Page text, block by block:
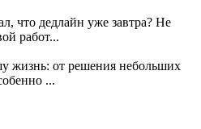
что дедлайн уже завтра? Не
работ...
жизнь: от решения небольших
...